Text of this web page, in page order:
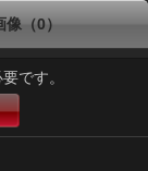
像（0）
です。